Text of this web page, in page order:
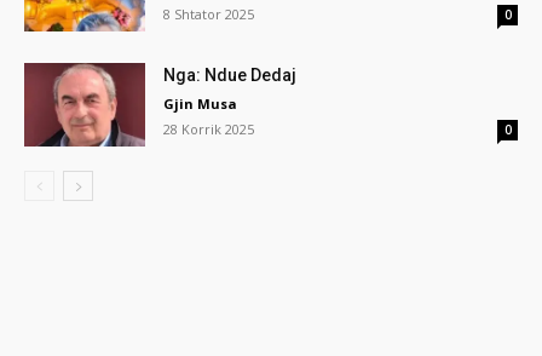
8 Shtator 2025
0
Nga: Ndue Dedaj
Gjin Musa
28 Korrik 2025
0